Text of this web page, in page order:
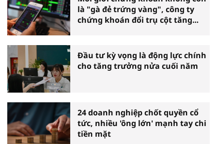
là "gà đẻ trứng vàng", công ty
chứng khoán đổi trụ cột tăng
Đầu tư kỳ vọng là động lực chính
cho tăng trưởng nửa cuối năm
24 doanh nghiệp chốt quyền cổ
tức, nhiều 'ông lớn' mạnh tay chi
tiền mặt